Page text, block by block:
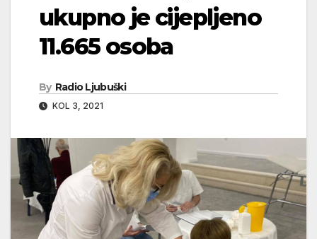
ukupno je cijepljeno
11.665 osoba
By Radio Ljubuški
KOL 3, 2021